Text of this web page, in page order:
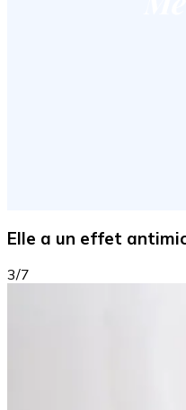
Elle a un effet
3/7